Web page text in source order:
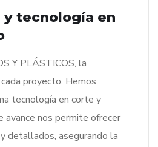
y tecnología en
Y PLÁSTICOS, la
proyecto. Hemos
tecnología en corte y
avance nos permite ofrecer
detallados, asegurando la